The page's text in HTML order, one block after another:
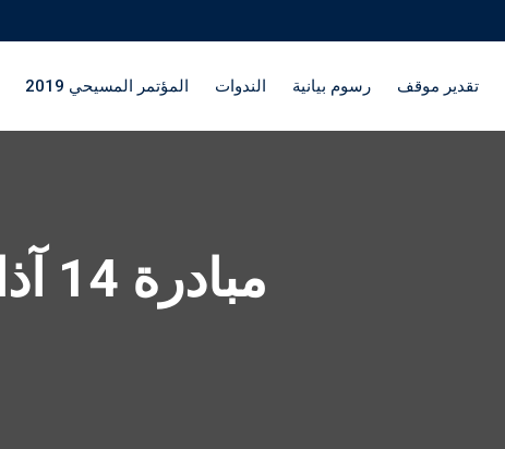
تقدير موقف رسوم بيانية الندوات المؤتمر المسيحي 2019
مبادرة 14 آذار لانقاذ الجمهورية